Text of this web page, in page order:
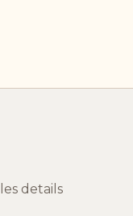
details